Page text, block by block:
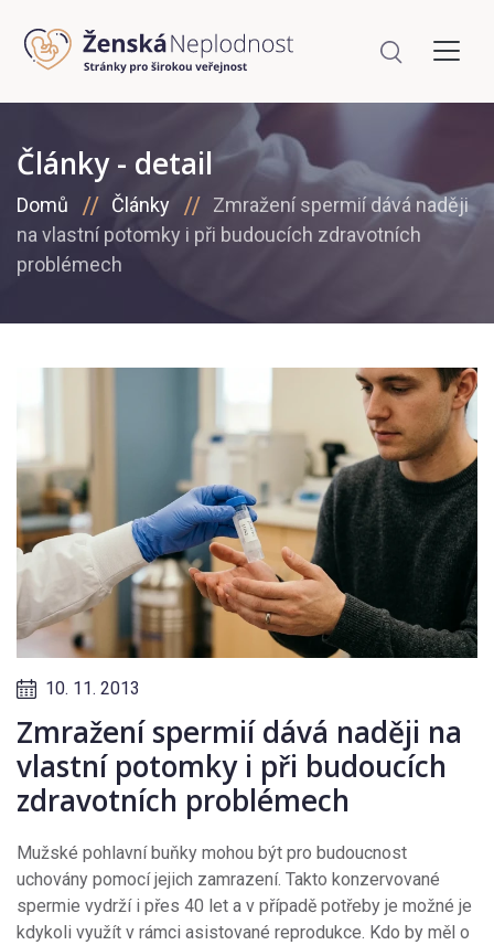
Články - detail
Domů Články
Zmražení spermií dává naději
na vlastní potomky i při budoucích zdravotních
problémech
10. 11. 2013
Zmražení spermií dává naději na
vlastní potomky i při budoucích
zdravotních problémech
Mužské pohlavní buňky mohou být pro budoucnost
uchovány pomocí jejich zamrazení. Takto konzervované
spermie vydrží i přes 40 let a v případě potřeby je možné je
kdykoli využít v rámci asistované reprodukce. Kdo by měl o